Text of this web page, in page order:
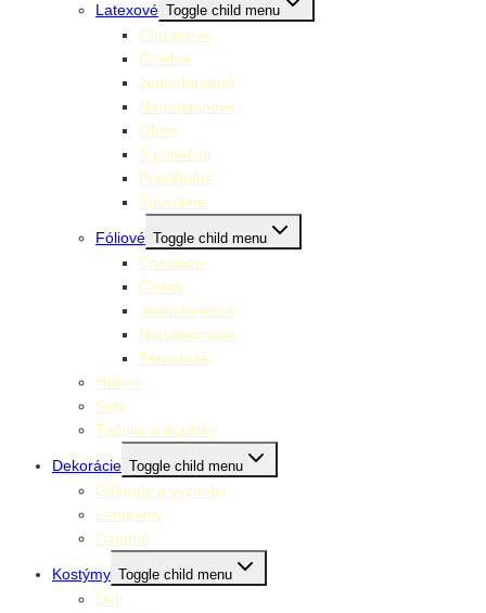
Latexové Toggle child menu
Chrómové
Číselné
Jednofarebné
Narodeninové
Obrie
S potlačou
Priehľadné
Špeciálne
Fóliové Toggle child menu
Chodiace
Číslice
Jednofarebné
Narodeninové
Tématické
Hélium
Sety
Ťažítka a doplnky
Dekorácie Toggle child menu
Girlandy a výzdoby
Lampióny
Ostatné
Kostýmy Toggle child menu
Deti